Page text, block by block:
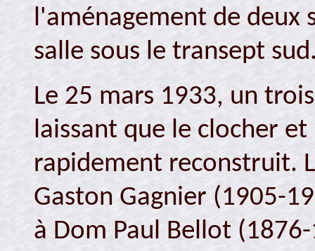
l'aménagement de deux
salle sous le transept
Le 25 mars 1933, un
laissant que le clocher
rapidement reconstruit.
Gaston Gagnier (1905-
à Dom Paul Bellot